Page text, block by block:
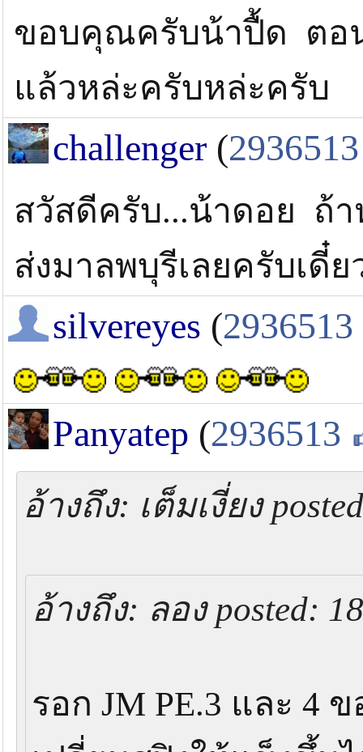
ขอบคุณครับน้าปื้ด ตอ
แล้วหล่ะครับหล่ะครับ
challenger (2936513
สวัสดีครับ...น้าดอย ถ้า
ส่งมาลพบุรีเลยครับเดี๋
silvereyes (2936513
Panyatep (2936513
อ้างถึง: เต็มเงี่ยง
อ้างถึง: ลอง posted:
รอก JM PE.3 และ 4